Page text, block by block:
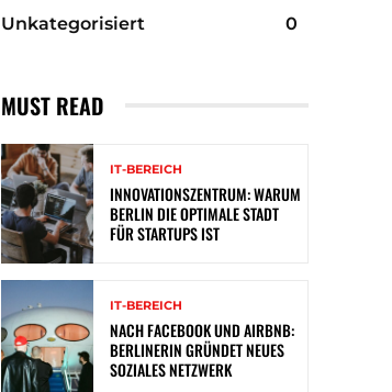
Unkategorisiert
0
MUST READ
IT-BEREICH
INNOVATIONSZENTRUM: WARUM
BERLIN DIE OPTIMALE STADT
FÜR STARTUPS IST
IT-BEREICH
NACH FACEBOOK UND AIRBNB:
BERLINERIN GRÜNDET NEUES
SOZIALES NETZWERK